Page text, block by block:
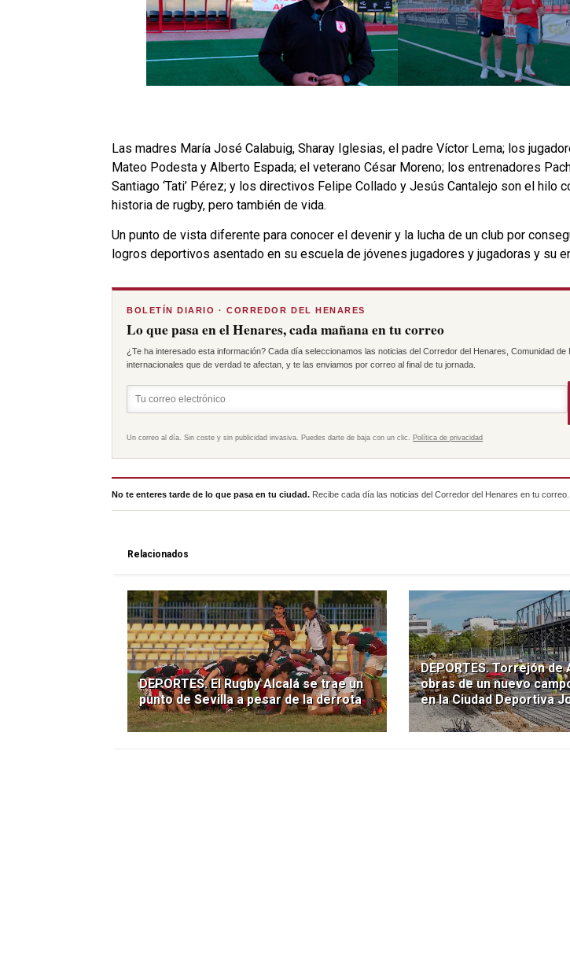
Las madres María José Calabuig, Sharay Iglesias, el padre Víctor Lema; los
Mateo Podesta y Alberto Espada; el veterano César Moreno; los entrenadores
Santiago ‘Tati’ Pérez; y los directivos Felipe Collado y Jesús Cantalejo son el hilo
historia de rugby, pero también de vida.
Un punto de vista diferente para conocer el devenir y la lucha de un club por
logros deportivos asentado en su escuela de jóvenes jugadores y jugadoras y su
BOLETÍN DIARIO · CORREDOR DEL HENARES
Lo que pasa en el Henares, cada mañana en tu correo
¿Te ha interesado esta información? Cada día seleccionamos las noticias del Corredor del Henares, Comunidad de
internacionales que de verdad te afectan, y te las enviamos por correo al final de tu jornada.
Un correo al día. Sin coste y sin publicidad invasiva. Puedes darte de baja con un clic. Política de privacidad
No te enteres tarde de lo que pasa en tu ciudad. Recibe cada día las noticias del Corredor del Henares en tu correo.
Relacionados
DEPORTES. El Rugby Alcalá se trae un
punto de Sevilla a pesar de la derrota
DEPORTES. Torrejón de
obras de un nuevo
en la Ciudad Deportiva